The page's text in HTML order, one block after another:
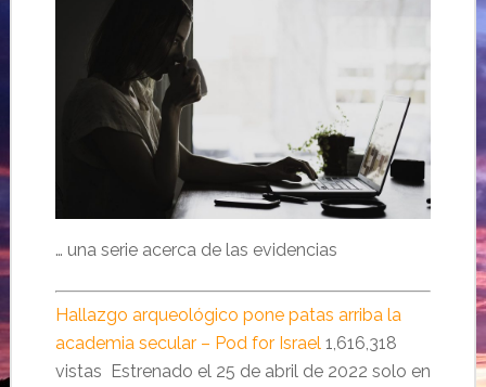
… una serie acerca de las evidencias
Hallazgo arqueológico pone patas arriba la
academia secular – Pod for Israel 1,616,318
vistas Estrenado el 25 de abril de 2022 solo en